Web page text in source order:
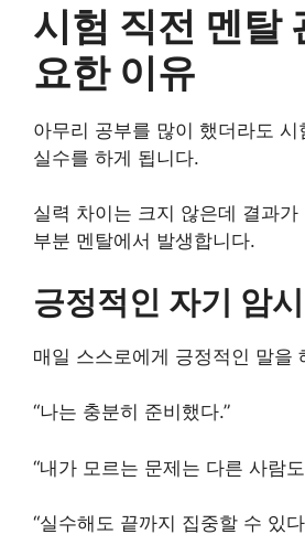
시험 직전 멘탈
요한 이유
아무리 공부를 많이 했더라도 시
실수를 하게 됩니다.
실력 차이는 크지 않은데 결과가
부분 멘탈에서 발생합니다.
긍정적인 자기 암시
매일 스스로에게 긍정적인 말을
“나는 충분히 준비했다.”
“내가 모르는 문제는 다른 사람
“실수해도 끝까지 집중할 수 있다